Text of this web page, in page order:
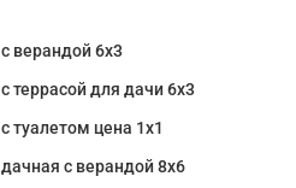
верандой 6х3
террасой для дачи 6х3
туалетом цена 1х1
с верандой 8х6